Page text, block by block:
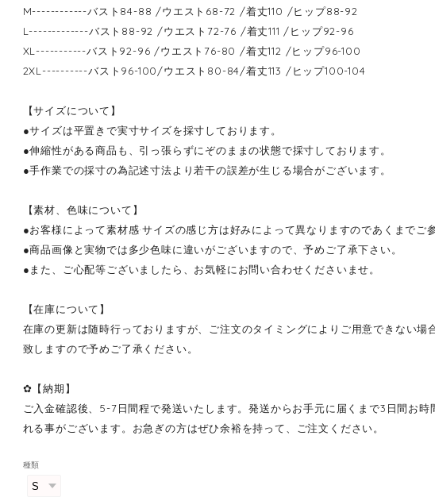
M------------バスト84-88 /ウエスト68-72 /着丈110 /ヒップ88-92
L-------------バスト88-92 /ウエスト72-76 /着丈111 /ヒップ92-96
XL-----------バスト92-96 /ウエスト76-80 /着丈112 /ヒップ96-100
2XL----------バスト96-100/ウエスト80-84/着丈113 /ヒップ100-104
【サイズについて】
●サイズは平置きで実寸サイズを採寸しております。
●伸縮性がある商品も、引っ張らずにぞのままの状態で採寸しております。
●手作業での採寸の為記述寸法より若干の誤差が生じる場合がございます。
【素材、色味について】
●お客様によって素材感·サイズの感じ方は好みによって異なりますのであくまでご
●商品画像と実物では多少色味に違いがございますので、予めご了承下さい。
●また、ご心配等ございましたら、お気軽にお問い合わせくださいませ。
【在庫について】
在庫の更新は随時行っておりますが、ご注文のタイミングによりご用意できない
致しますので予めご了承ください。
✿【納期】
ご入金確認後、5-7日間程で発送いたします。発送からお手元に届くまで3日間お
れる事がございます。お急ぎの方はぜひ余裕を持って、ご注文ください。
種類